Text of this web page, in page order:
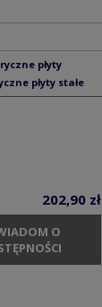
płyty
płyty stałe
202,90 zł
O